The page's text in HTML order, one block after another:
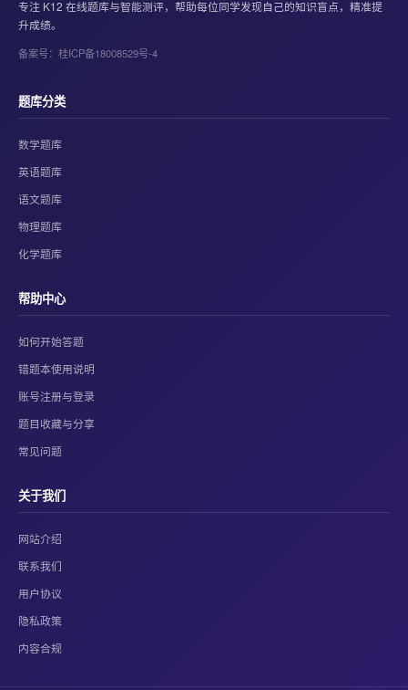
专注 K12 在线题库与智能测评，帮助每位同学发现自己的知识盲点，精准提
升成绩。
备案号：桂ICP备18008529号-4
题库分类
数学题库
英语题库
语文题库
物理题库
化学题库
帮助中心
如何开始答题
错题本使用说明
账号注册与登录
题目收藏与分享
常见问题
关于我们
网站介绍
联系我们
用户协议
隐私政策
内容合规